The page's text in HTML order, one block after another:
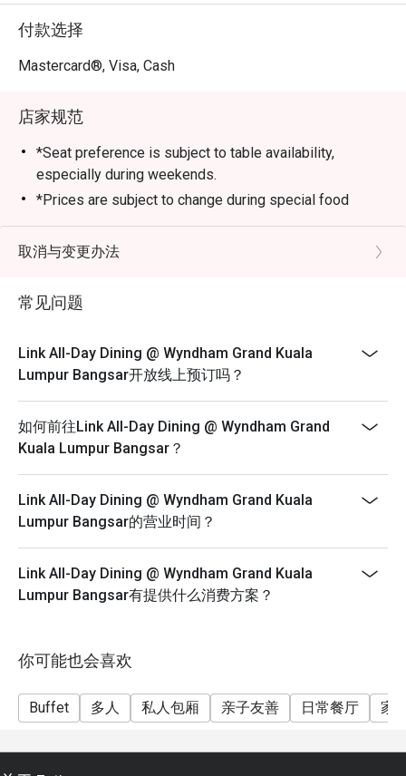
无论是欢庆的团体聚餐、轻松的家庭用餐，甚至是犒劳自
己的一人飨宴，这里都是您的绝佳选择。
付款选择
Mastercard®, Visa, Cash
店家规范
*Seat preference is subject to table availability,
especially during weekends.
*Prices are subject to change during special food
promotions and festive season without prior notice.
*Prices are inclusive of SST and service charge.
*The offer is not valid in conjunction with any other
*Customers must make reservations according to
arrival time.
minutes only.
*Promotion offer is not valid for Senior Citizen and
Hi-tea : Saturday & Sunday
Time: 12.00pm to 3.00pm
*1-5 year old child accompanied by an adult for Hi-tea
Buffet (maximum 2 children) is complimentary.
price to all guests
5000)
Weekends is just around the corner, and it's the perfect
opportunity to celebrate the precious time with family
取消与变更办法
常见问题
Link All-Day Dining @ Wyndham Grand Kuala
Lumpur Bangsar开放线上预订吗？
如何前往Link All-Day Dining @ Wyndham Grand
Kuala Lumpur Bangsar？
Link All-Day Dining @ Wyndham Grand Kuala
Lumpur Bangsar的营业时间？
Link All-Day Dining @ Wyndham Grand Kuala
Lumpur Bangsar有提供什么消费方案？
你可能也会喜欢
Buffet 多人 私人包厢 亲子友善 日常餐厅 家